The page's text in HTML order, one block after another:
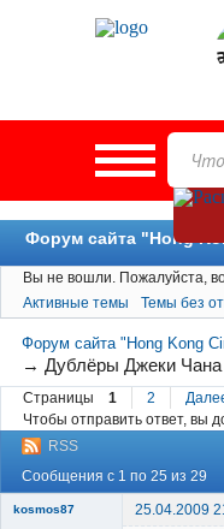
Форум сайта "Hong
Форум
Новости
Пользователи
Поиск
Вы не вошли. Пожалуйста,
Активные темы
Темы без
Форум сайта "Hong Kong
→Дублёры Джеки Чана
Страницы 1 2
Чтобы отправить ответ, вы
RSS
Сообщения с 1 по 25 из 29
kosmos87 25.04.2009